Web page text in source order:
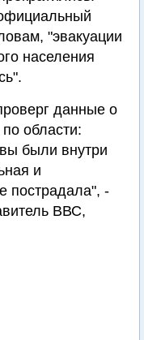
"эвакуации
населения
данные о
области:
были внутри
и
пострадала", -
ВВС,